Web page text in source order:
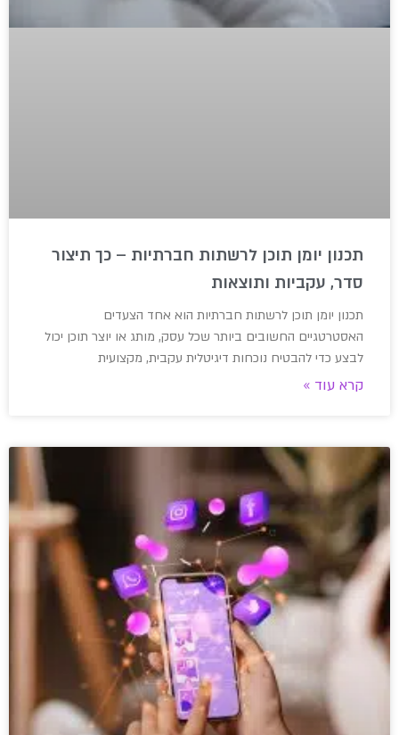
תכנון יומן תוכן לרשתות חברתיות – כך תיצור
סדר, עקביות ותוצאות
תכנון יומן תוכן לרשתות חברתיות הוא אחד הצעדים
האסטרטגיים החשובים ביותר שכל עסק, מותג או יוצר תוכן יכול
לבצע כדי להבטיח נוכחות דיגיטלית עקבית, מקצועית
קרא עוד »